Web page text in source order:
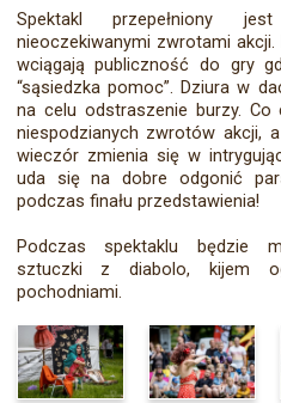
Spektakl przepełniony
nieoczekiwanymi zwrotami
wciągają publiczność do gry
“sąsiedzka pomoc”. Dziura w
na celu odstraszenie burzy.
niespodzianych zwrotów akcji,
wieczór zmienia się w
uda się na dobre odgonić
podczas finału przedstawienia!
Podczas spektaklu będzie
sztuczki z diabolo, kijem
pochodniami.